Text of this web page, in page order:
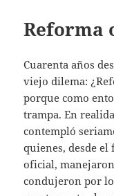
Reforma
Cuarenta años
viejo dilema:
porque como
trampa. En
contempló
quienes, desde
oficial,
condujeron por